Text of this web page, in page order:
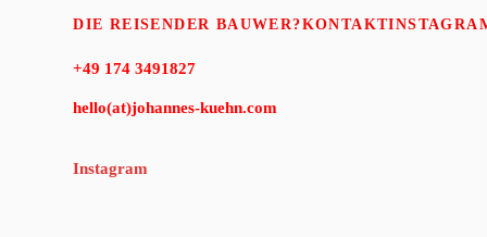
DIE REISENDER BAUWER?KONTAKT
+49 174 3491827
hello(at)johannes-kuehn.com
Instagram